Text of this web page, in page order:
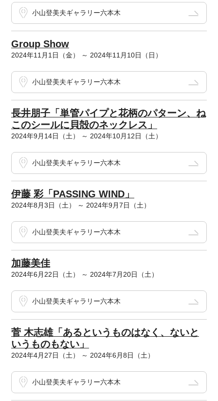
小山登美夫ギャラリー六本木
Group Show
2024年11月1日（金） ～ 2024年11月10日（日）
小山登美夫ギャラリー六本木
長井朋子「単管パイプと花柄のパターン、ね
このシールに貝殻のネックレス」
2024年9月14日（土） ～ 2024年10月12日（土）
小山登美夫ギャラリー六本木
伊藤 彩「PASSING WIND」
2024年8月3日（土） ～ 2024年9月7日（土）
小山登美夫ギャラリー六本木
加藤美佳
2024年6月22日（土） ～ 2024年7月20日（土）
小山登美夫ギャラリー六本木
菅 木志雄「あるというものはなく、ないと
いうものもない」
2024年4月27日（土） ～ 2024年6月8日（土）
小山登美夫ギャラリー六本木